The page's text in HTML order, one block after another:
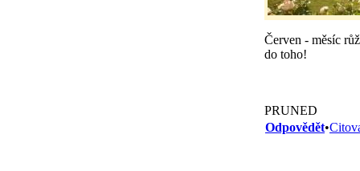
Červen - měsíc
do toho!
PRUNED
Odpovědět•